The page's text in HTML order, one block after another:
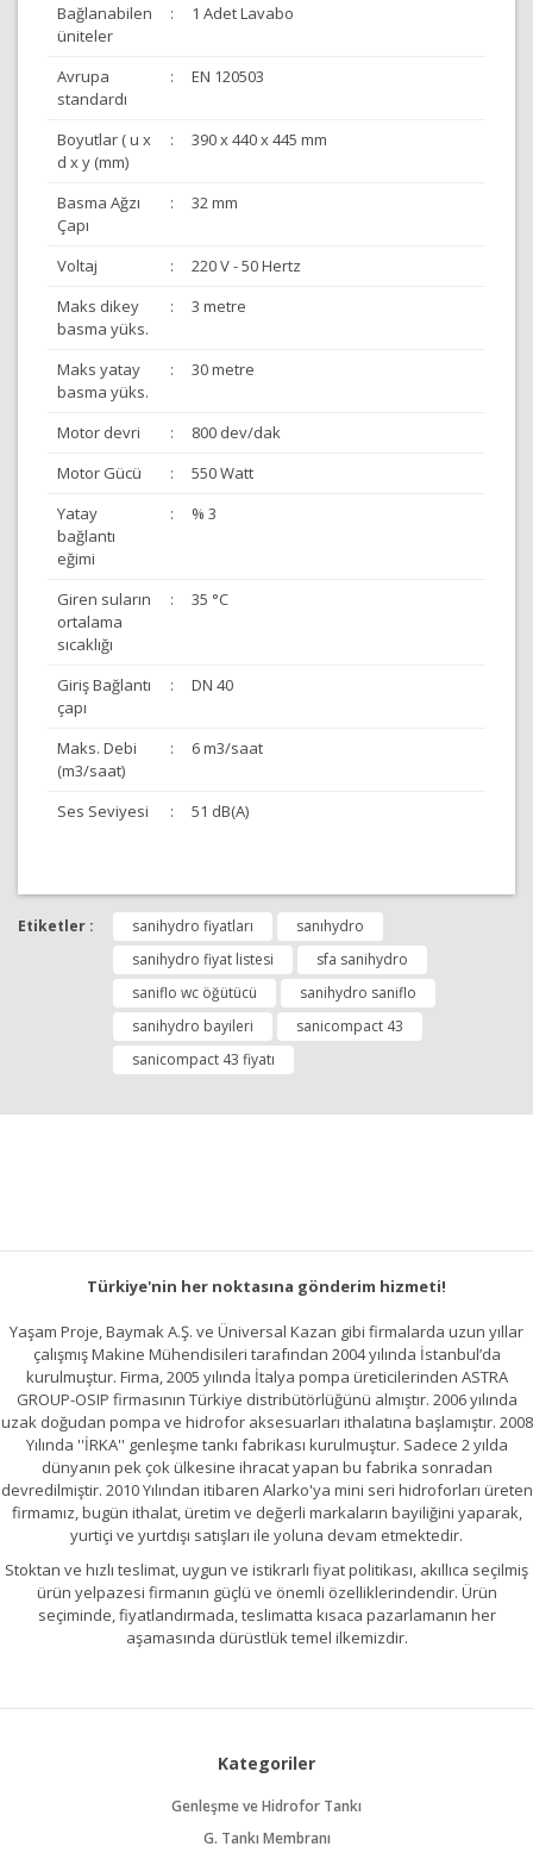
Bağlanabilen
üniteler
: 1 Adet Lavabo
Avrupa
standardı
: EN 120503
Boyutlar ( u x
d x y (mm)
: 390 x 440 x 445 mm
Basma Ağzı
Çapı
: 32 mm
Voltaj :
220 V - 50 Hertz
Maks dikey
basma yüks.
: 3 metre
Maks yatay
basma yüks.
: 30 metre
Motor devri :
800 dev/dak
Motor Gücü
:
550 Watt
Yatay
bağlantı
eğimi
: % 3
Giren suların
ortalama
sıcaklığı
: 35 °C
Giriş Bağlantı
çapı
: DN 40
Maks. Debi
(m3/saat)
: 6 m3/saat
Ses Seviyesi : 51 dB(A)
Bu ürüne ilk yorumu siz yapın!
Yorum Yap
Bu ürünün fiyat bilgisi, resim, ürün açıklamalarında ve
diğer konularda yetersiz gördüğünüz noktaları öneri
formunu kullanarak tarafımıza iletebilirsiniz.
Görüş ve önerileriniz için teşekkür ederiz.
Ürün resmi kalitesiz, bozuk veya görüntülenemiyor.
Ürün açıklamasında eksik bilgiler bulunuyor.
Ürün fiyatı diğer sitelerden daha pahalı.
Etiketler : sanihydro fiyatları
sanıhydro
sanihydro fiyat listesi
sfa sanihydro
saniflo wc öğütücü
sanihydro saniflo
sanihydro bayileri
sanicompact 43
sanicompact 43 fiyatı
Türkiye'nin her noktasına gönderim hizmeti!
Yaşam Proje, Baymak A.Ş. ve Üniversal Kazan gibi firmalarda uzun yıllar
çalışmış Makine Mühendisileri tarafından 2004 yılında İstanbul’da
kurulmuştur. Firma, 2005 yılında İtalya pompa üreticilerinden ASTRA
GROUP-OSIP firmasının Türkiye distribütörlüğünü almıştır. 2006 yılında
uzak doğudan pompa ve hidrofor aksesuarları ithalatına başlamıştır. 2008
Yılında ''İRKA'' genleşme tankı fabrikası kurulmuştur. Sadece 2 yılda
dünyanın pek çok ülkesine ihracat yapan bu fabrika sonradan
devredilmiştir. 2010 Yılından itibaren Alarko'ya mini seri hidroforları üreten
firmamız, bugün ithalat, üretim ve değerli markaların bayiliğini yaparak,
yurtiçi ve yurtdışı satışları ile yoluna devam etmektedir.
Stoktan ve hızlı teslimat, uygun ve istikrarlı fiyat politikası, akıllıca seçilmiş
ürün yelpazesi firmanın güçlü ve önemli özelliklerindendir. Ürün
seçiminde, fiyatlandırmada, teslimatta kısaca pazarlamanın her
aşamasında dürüstlük temel ilkemizdir.
Kategoriler
Genleşme ve Hidrofor Tankı
G. Tankı Membranı